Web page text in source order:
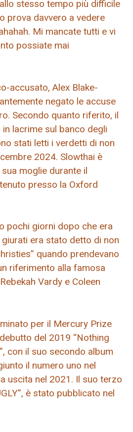
stesso tempo più difficile
prova davvero a vedere
Mi mancate tutti e vi
possiate mai
accusato, Alex Blake-
negato le accuse
Secondo quanto riferito, il
lacrime sul banco degli
stati letti i verdetti di non
2024. Slowthai è
moglie durante il
presso la Oxford
pochi giorni dopo che era
era stato detto di non
quando prendevano
riferimento alla famosa
Vardy e Coleen
per il Mercury Prize
del 2019 “Nothing
con il suo secondo album
il numero uno nel
uscita nel 2021. Il suo terzo
è stato pubblicato nel